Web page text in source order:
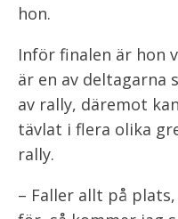
hon.
Inför finalen är hon
är en av deltagarna
av rally, däremot
tävlat i flera olika
rally.
– Faller allt på